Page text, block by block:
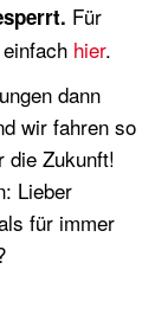
Für
hier.
dann
wir fahren so
die Zukunft!
Lieber
für immer